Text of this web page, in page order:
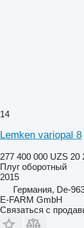
14
Lemken variopal 8
277 400 000 UZS 20
Плуг оборотный
2015
Германия, De-
E-FARM GmbH
Связаться с